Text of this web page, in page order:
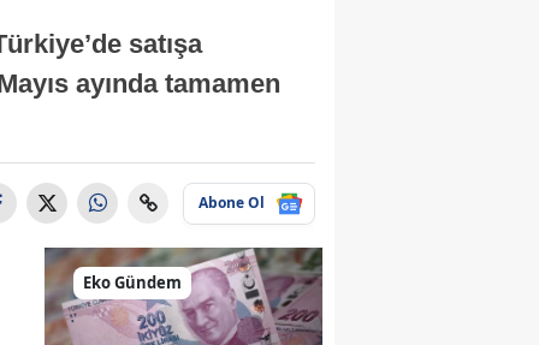
satışa
ayında tamamen
Abone Ol
Eko Gündem